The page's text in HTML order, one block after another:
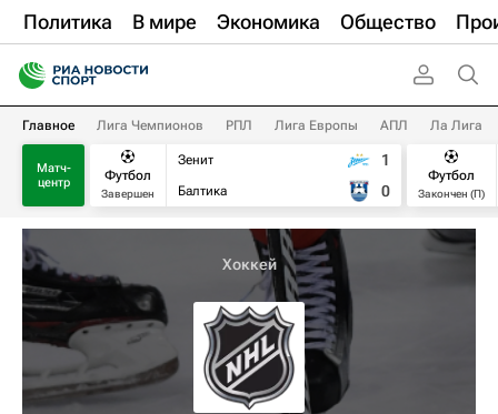
Политика В мире Экономика Общество
Главное Лига Чемпионов РПЛ Лига Европы АПЛ Ла Лига
Матч-
центр
Футбол
Завершен
Зенит
Балтика
1
0
Футбол
Закончен (П)
Хоккей